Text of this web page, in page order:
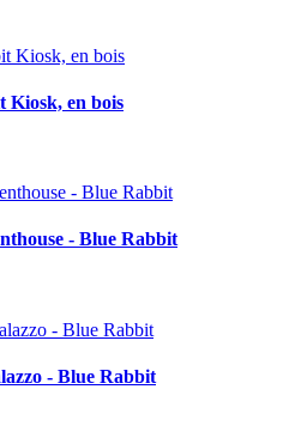
Kiosk, en bois
- Blue Rabbit
- Blue Rabbit